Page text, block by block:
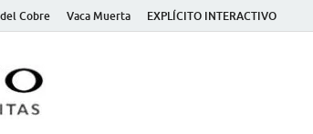
Cobre Vaca Muerta EXPLÍCITO INTERACTIVO